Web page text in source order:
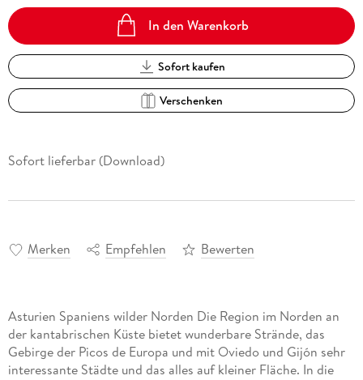
In den Warenkorb
Sofort kaufen
Verschenken
Sofort lieferbar (Download)
Merken Empfehlen Bewerten
Asturien Spaniens wilder Norden Die Region im Norden an
der kantabrischen Küste bietet wunderbare Strände, das
Gebirge der Picos de Europa und mit Oviedo und Gijón sehr
interessante Städte und das alles auf kleiner Fläche. In die